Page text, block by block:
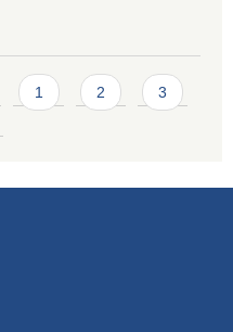
1 2
3